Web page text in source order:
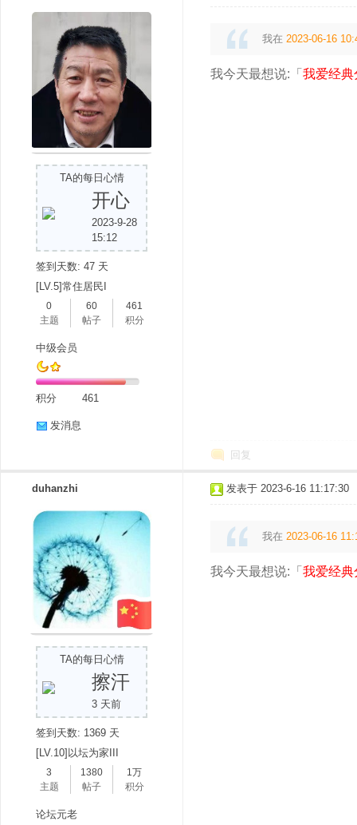
TA的每日心情
开心
2023-9-28
15:12
签到天数: 47 天
[LV.5]常住居民I
0
主题
60
帖子
461
积分
中级会员
积分 461
发消息
我在 2023-06-16
我今天最想说:「 我爱经典
回复
duhanzhi
TA的每日心情
擦汗
3 天前
签到天数: 1369 天
[LV.10]以坛为家III
3
主题
1380
帖子
1万
积分
论坛元老
发表于 2023-6-16 11:17:30
我在 2023-06-16
我今天最想说:「 我爱经典